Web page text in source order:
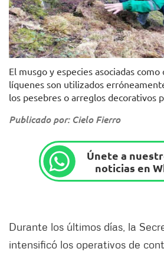
El musgo y especies asociadas como
líquenes son utilizados
los pesebres o arreglos decorativos
Publicado por: Cielo Fierro
Únete a
noticias en
Durante los últimos días, la
intensificó los operativos de